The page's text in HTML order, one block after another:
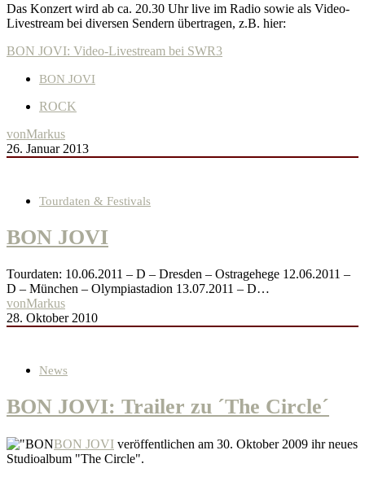
Das Konzert wird ab ca. 20.30 Uhr live im Radio sowie als Video-
Livestream bei diversen Sendern übertragen, z.B. hier:
BON JOVI: Video-Livestream bei SWR3
BON JOVI
ROCK
vonMarkus
26. Januar 2013
Tourdaten & Festivals
BON JOVI
Tourdaten: 10.06.2011 – D – Dresden – Ostragehege 12.06.2011 –
D – München – Olympiastadion 13.07.2011 – D…
vonMarkus
28. Oktober 2010
News
BON JOVI: Trailer zu ´The Circle´
BON JOVI veröffentlichen am 30. Oktober 2009 ihr neues
Studioalbum "The Circle".